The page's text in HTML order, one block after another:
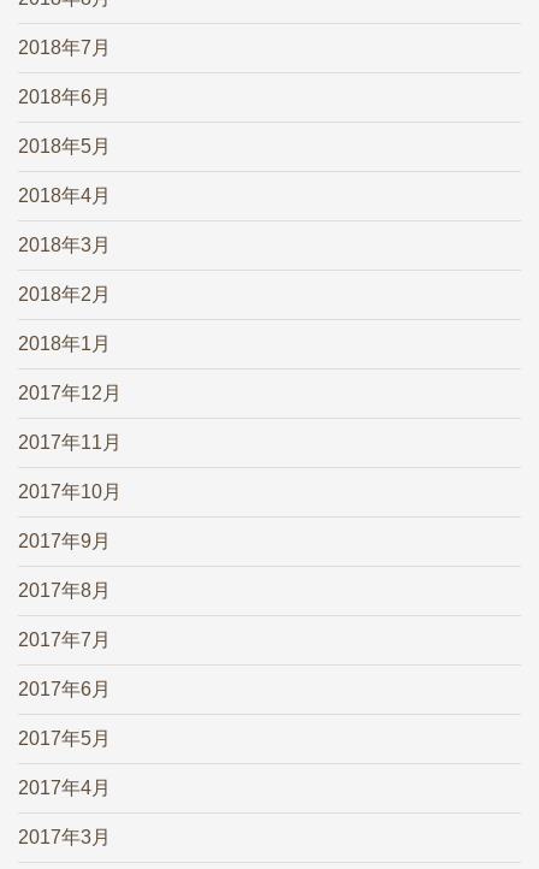
2018年7月
2018年6月
2018年5月
2018年4月
2018年3月
2018年2月
2018年1月
2017年12月
2017年11月
2017年10月
2017年9月
2017年8月
2017年7月
2017年6月
2017年5月
2017年4月
2017年3月